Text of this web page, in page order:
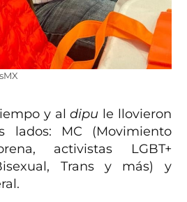
y aldipu le llovieron
lados: MC (Movimiento
activistas LGBT+
Trans y más) y